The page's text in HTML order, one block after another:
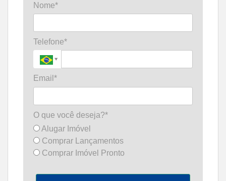
Nome*
Telefone*
Email*
O que você deseja?*
Alugar Imóvel
Comprar Lançamentos
Comprar Imóvel Pronto